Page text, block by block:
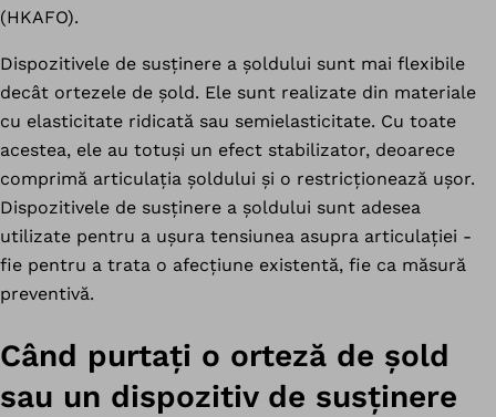
(HKAFO).
Dispozitivele de susținere a șoldului sunt mai flexibile
decât ortezele de șold. Ele sunt realizate din materiale
cu elasticitate ridicată sau semielasticitate. Cu toate
acestea, ele au totuși un efect stabilizator, deoarece
comprimă articulația șoldului și o restricționează ușor.
Dispozitivele de susținere a șoldului sunt adesea
utilizate pentru a ușura tensiunea asupra articulației -
fie pentru a trata o afecțiune existentă, fie ca măsură
preventivă.
Când purtați o orteză de șold
sau un dispozitiv de susținere